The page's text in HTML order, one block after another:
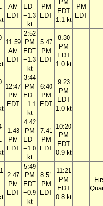
AM
EDT
EDT
−1.3
kt
PM
EDT
PM
EDT
1.1 kt
PM
EDT
11:59
AM
EDT
2:52
PM
EDT
−1.3
kt
5:47
PM
EDT
8:30
PM
EDT
1.0 kt
12:47
PM
EDT
3:44
PM
EDT
−1.1
kt
6:40
PM
EDT
9:23
PM
EDT
1.0 kt
1:43
PM
EDT
4:42
PM
EDT
−1.0
kt
7:41
PM
EDT
10:20
PM
EDT
0.9 kt
2:47
PM
EDT
5:49
PM
EDT
−0.9
kt
8:51
PM
EDT
11:21
PM
EDT
0.8 kt